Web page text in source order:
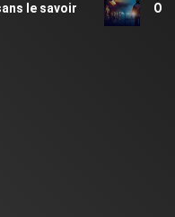
Où est tournée